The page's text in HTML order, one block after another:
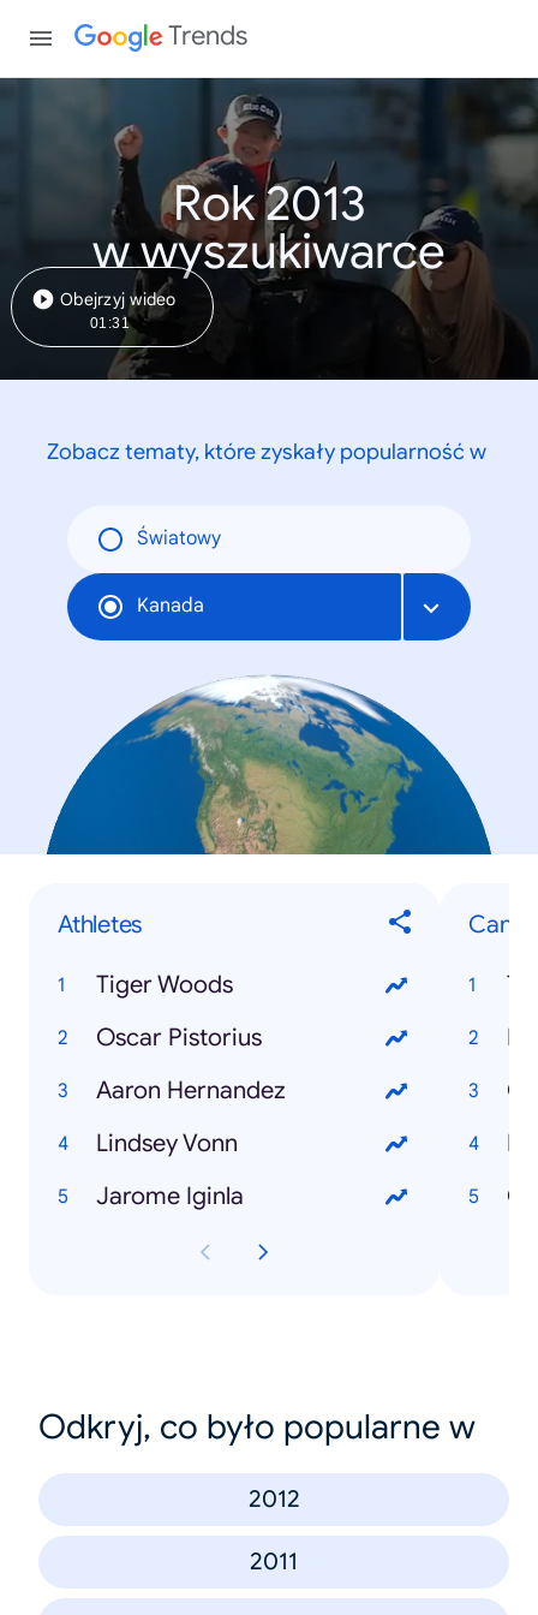
Trends
Rok 2013
w wyszukiwarce
Obejrzyj wideo
01:31
Zobacz tematy, które zyskały popularność w
Światowy
Kanada
Athletes
Tiger Woods
Oscar Pistorius
Aaron Hernandez
Lindsey Vonn
Jarome Iginla
Odkryj, co było popularne w
2012
2011